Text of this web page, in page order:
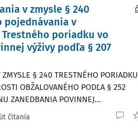
v zmysle § 240
pojednávania v
poriadku vo
výživy podľa § 207
§ 240 TRESTNÉHO PORIADKU
OBŽALOVANÉHO PODĽA § 252
ZANEDBANIA POVINNEJ...
čítania